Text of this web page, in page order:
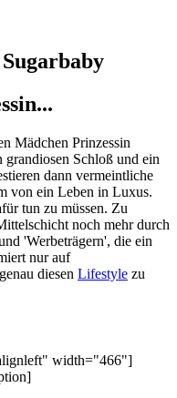
Mädchen Prinzessin
grandiosen Schloß und ein
dann vermeintliche
von ein Leben in Luxus.
tun zu müssen. Zu
noch mehr durch
'Werbeträgern', die ein
nur auf
diesen Lifestyle zu
width="466"]